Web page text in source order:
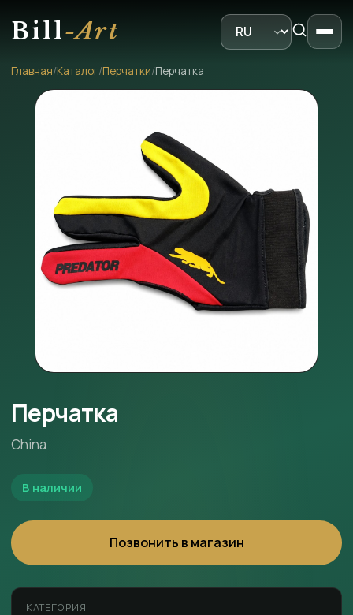
Bill-Art
Главная/Каталог/Перчатки/Перчатка
Перчатка
China
В наличии
Позвонить в магазин
КАТЕГОРИЯ